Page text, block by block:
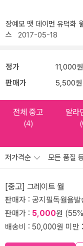
장예모 맷 데이먼 유덕화
스 2017-05-18
정가 11,000
판매가 5,500원
전체 중고
(4)
알라
저가격순 모든 품질
[중고] 그레이트 월
판매자 : 공지필독월욜발
판매가 : 5,000원
배송비 : 50,000원 미만